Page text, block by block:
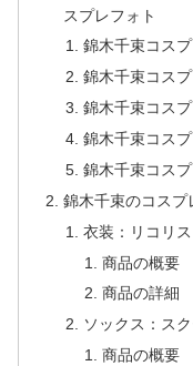
スプレフォト
錦木千束コス
錦木千束コス
錦木千束コス
錦木千束コス
錦木千束コス
錦木千束のコスプ
衣装：リコリ
商品の概要
商品の詳細
ソックス：ス
商品の概要